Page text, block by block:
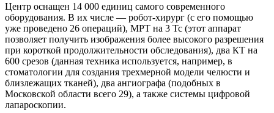
Центр оснащен 14 000 единиц самого современного
оборудования. В их числе — робот-хирург (с его помощью
уже проведено 26 операций), МРТ на 3 Тс (этот аппарат
позволяет получить изображения более высокого разрешения
при короткой продолжительности обследования), два КТ на
600 срезов (данная техника используется, например, в
стоматологии для создания трехмерной модели челюсти и
близлежащих тканей), два ангиографа (подобных в
Московской области всего 29), а также системы цифровой
лапароскопии.